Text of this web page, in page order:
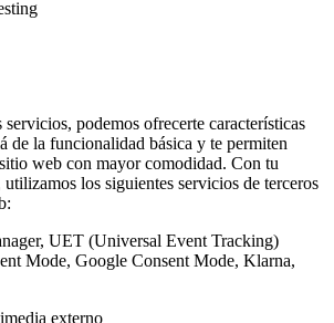
servicios, podemos ofrecerte características
de la funcionalidad básica y te permiten
web con mayor comodidad. Con tu
los siguientes servicios de terceros
UET (Universal Event Tracking)
Mode, Google Consent Mode, Klarna,
externo